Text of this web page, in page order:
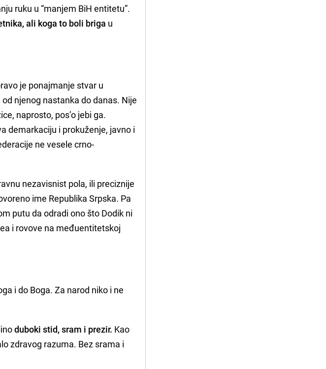
ruku u “manjem BiH entitetu”.
ali koga to boli briga u
je ponajmanje stvar u
njenog nastanka do danas. Nije
naprosto, pos’o jebi ga.
demarkaciju i prokuženje, javno i
ne vesele crno-
nezavisnist pola, ili preciznije
ime Republika Srpska. Pa
putu da odradi ono što Dodik ni
i rovove na međuentitetskoj
i do Boga. Za narod niko i ne
duboki stid, sram i prezir. Kao
zdravog razuma. Bez srama i